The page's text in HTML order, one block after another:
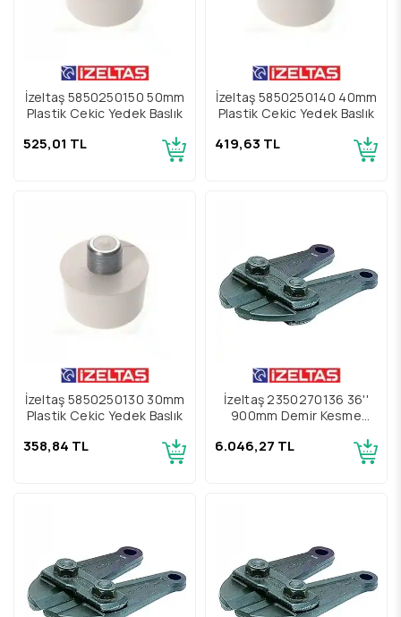
İzeltaş 5850250150 50mm
Plastik Çekiç Yedek Başlık
525,01 TL
İzeltaş 5850250140 40mm
Plastik Çekiç Yedek Başlık
419,63 TL
İzeltaş 5850250130 30mm
Plastik Çekiç Yedek Başlık
358,84 TL
İzeltaş 2350270136 36''
900mm Demir Kesme
6.046,27 TL